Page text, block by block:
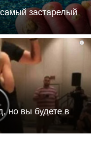
застарелый
i
но вы будете в